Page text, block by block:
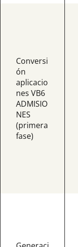
Conversi
ón
aplicacio
nes VB6
ADMISIO
NES
(primera
fase)